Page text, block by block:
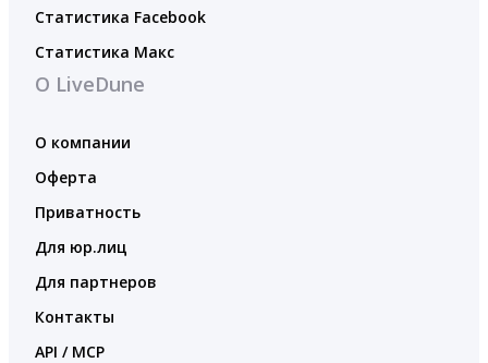
Статистика Facebook
Статистика Макс
О LiveDune
О компании
Оферта
Приватность
Для юр.лиц
Для партнеров
Контакты
API / MCP